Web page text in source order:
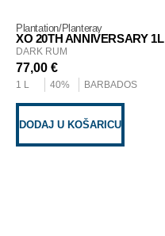
Plantation/Planteray
XO 20TH ANNIVERSARY 1L
DARK RUM
77,00 €
1 L 40% BARBADOS
DODAJ U KOŠARICU